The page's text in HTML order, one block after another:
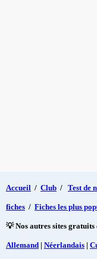
Accueil / Club / Test de
fiches / Fiches les plus
💡 Nos autres sites gratuits
Allemand | Néerlandais |